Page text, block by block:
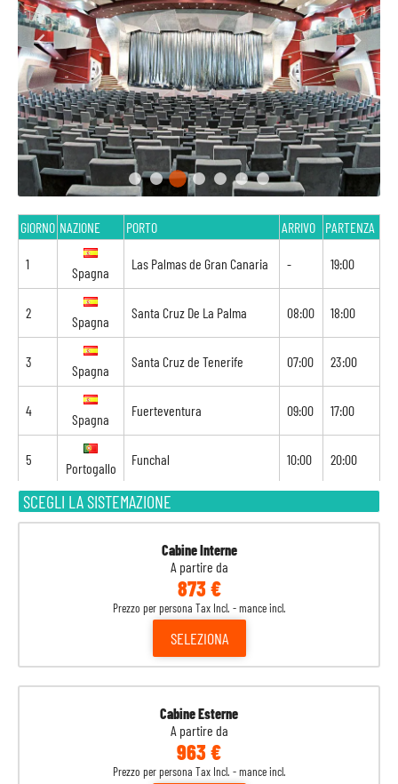
SCEGLI LA SISTEMAZIONE
Cabine Interne
A partire da
873 €
Prezzo per persona Tax Incl. - mance incl.
SELEZIONA
Cabine Esterne
A partire da
963 €
Prezzo per persona Tax Incl. - mance incl.
GIORNO NAZIONE PORTO ARRIVO PARTENZA
1
Spagna
Las Palmas de Gran Canaria - 19:00
2
Spagna
Santa Cruz De La Palma 08:00 18:00
3
Spagna
Santa Cruz de Tenerife 07:00 23:00
4
Spagna
Fuerteventura 09:00 17:00
5
Portogallo
Funchal 10:00 20:00
6 Navigazione
Las Palmas de Gran Canaria